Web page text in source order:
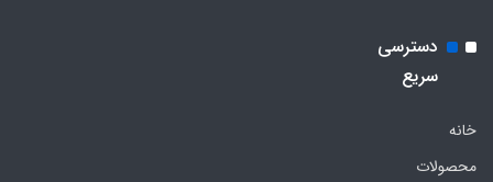
دسترسی
سریع
خانه
محصولات